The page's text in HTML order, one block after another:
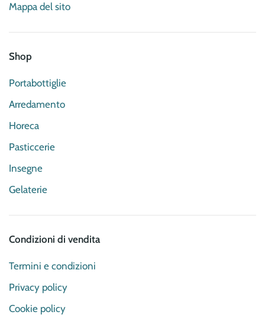
Mappa del sito
Shop
Portabottiglie
Arredamento
Horeca
Pasticcerie
Insegne
Gelaterie
Condizioni di vendita
Termini e condizioni
Privacy policy
Cookie policy